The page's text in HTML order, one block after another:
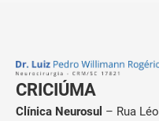
CRICIÚMA
Clínica Neurosul – Rua Léo